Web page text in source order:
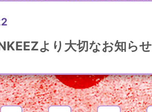
より大切なお知らせ